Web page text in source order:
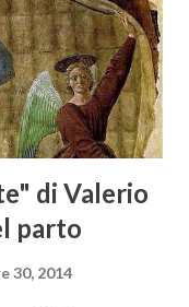
ancora molto alto,
di contatti
organizzatori
ed esperto di vini e
di Valerio
parto
30, 2014